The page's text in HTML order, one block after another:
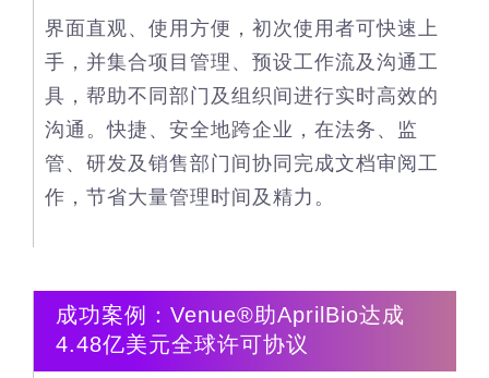
界面直观、使用方便，初次使用者可快速上
手，并集合项目管理、预设工作流及沟通工
具，帮助不同部门及组织间进行实时高效的
沟通。快捷、安全地跨企业，在法务、监
管、研发及销售部门间协同完成文档审阅工
作，节省大量管理时间及精力。
成功案例：Venue®助AprilBio达成
4.48亿美元全球许可协议